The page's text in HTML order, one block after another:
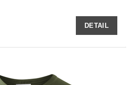
DETAIL